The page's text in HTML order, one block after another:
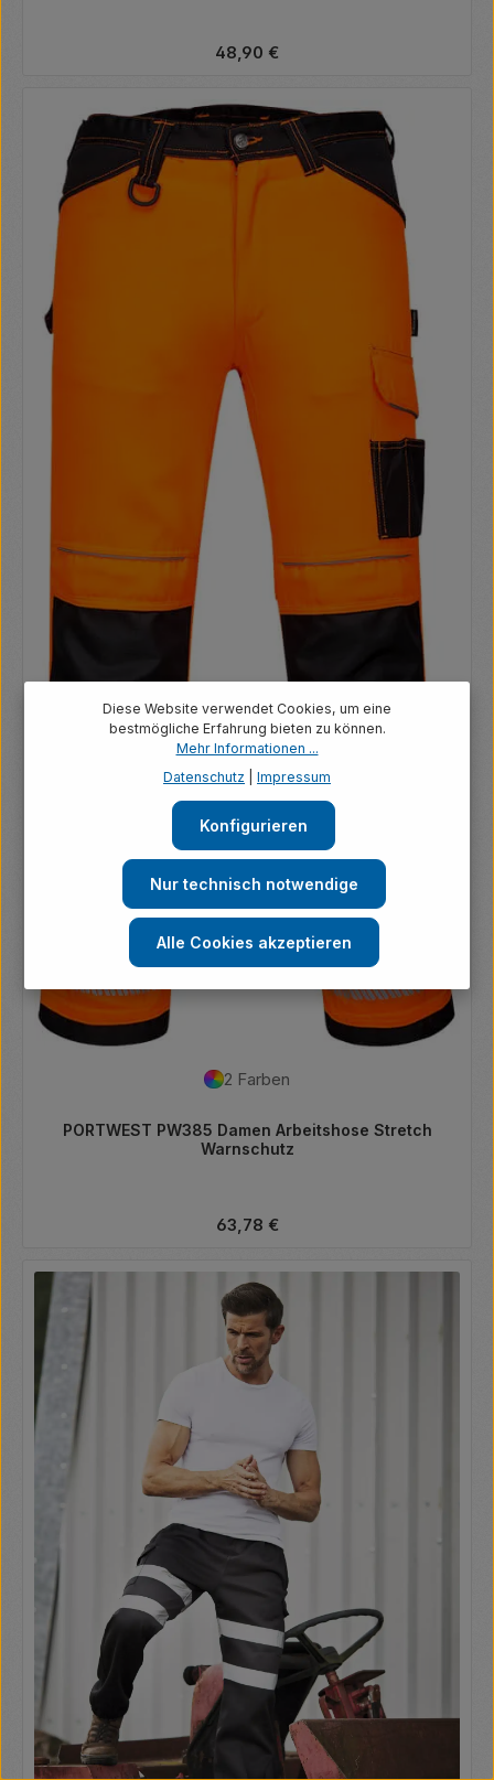
Regulärer Preis:
48,90 €
2 Farben
PORTWEST PW385 Damen Arbeitshose Stretch
Warnschutz
Regulärer Preis:
63,78 €
Diese Website verwendet Cookies, um eine
bestmögliche Erfahrung bieten zu können.
Mehr Informationen ...
Datenschutz
Impressum
Nur technisch notwendige
Konfigurieren
Alle Cookies akzeptieren